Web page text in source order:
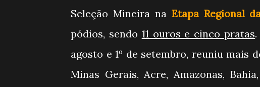
Seleção Mineira na Etapa Regional
pódios, sendo 11 ouros e cinco pratas
agosto e 1º de setembro, reuniu mais
Minas Gerais, Acre, Amazonas,